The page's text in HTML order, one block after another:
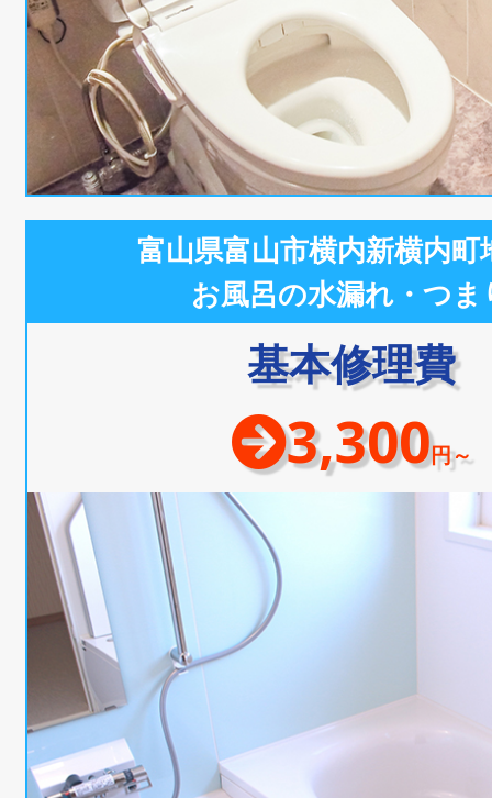
富山県富山市横内新横内町
お風呂の水漏れ・つま
基本修理費
3,300円～